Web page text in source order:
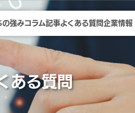
の強みコラム記事よくある質問企業情報
ある質問